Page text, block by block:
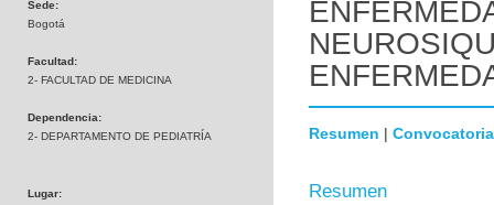
Sede:
Bogotá
Facultad:
2- FACULTAD DE MEDICINA
Dependencia:
2- DEPARTAMENTO DE PEDIATRÍA
Lugar:
Resumen | Convocatoria
Resumen